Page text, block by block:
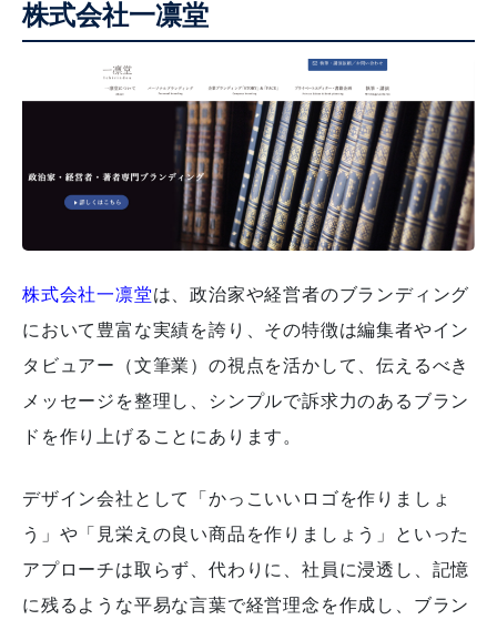
株式会社一凛堂
株式会社一凛堂は、政治家や経営者のブランディング
において豊富な実績を誇り、その特徴は編集者やイン
タビュアー（文筆業）の視点を活かして、伝えるべき
メッセージを整理し、シンプルで訴求力のあるブラン
ドを作り上げることにあります。
デザイン会社として「かっこいいロゴを作りましょ
う」や「見栄えの良い商品を作りましょう」といった
アプローチは取らず、代わりに、社員に浸透し、記憶
に残るような平易な言葉で経営理念を作成し、ブラン